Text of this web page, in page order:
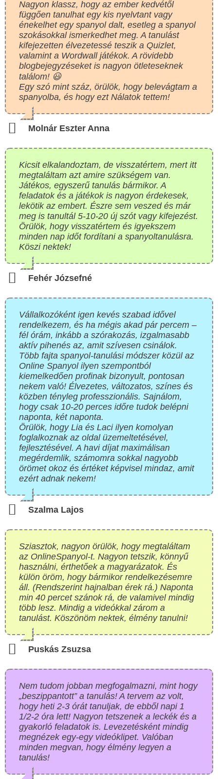
Nagyon klassz, hogy az ember kedvétől
függően tanulhat egy kis nyelvtant vagy
énekelhet egy spanyol dalt, esetleg a spanyol
szokásokkal ismerkedhet meg. A tanulást
kifejezetten élvezetessé teszik a Quizlet,
valamint a Wordwall játékok. A rövidebb
blogbejegyzéseket is nagyon ötleteseknek
találom! 😃
Egy szó mint száz, örülök, hogy belevágtam a
spanyolba, és hogy ezt Nálatok tettem!
Molnár Eszter Anna
Kicsit elkalandoztam, de visszatértem, mert itt
megtaláltam azt amire szükségem van.
Játékos, egyszerű tanulás bármikor. A
feladatok és a játékok is nagyon érdekesek,
lekötik az embert. Észre sem veszed és már
meg is tanultál 5-10-20 új szót vagy kifejezést.
Örülök, hogy visszatértem és igyekszem
minden nap időt fordítani a spanyoltanulásra.
Köszi nektek!
Fehér Józsefné
Vállalkozóként igen kevés szabad idővel
rendelkezem, és ha mégis akad pár percem –
fél órám, inkább a szórakozás, izgalmasabb
aktív pihenés az, amit szívesen csinálok.
Több fajta spanyol-tanulási módszer közül az
Online Spanyol ilyen szempontból
kiemelkedően profinak bizonyult, pontosan
nekem való! Élvezetes, változatos, színes és
közben tényleg professzionális. Sajnálom,
hogy csak 10-20 perces időre tudok belépni
naponta, két naponta.
Örülök, hogy Lia és Laci ilyen komolyan
foglalkoznak az oldal üzemeltetésével,
fejlesztésével. A havi díjat maximálisan
megérdemlik, számomra sokkal nagyobb
örömet okoz és értéket képvisel mindaz, amit
ezért adnak nekem!
Szalma Lajos
Sziasztok, nagyon örülök, hogy megtaláltam
az OnlineSpanyol-t. Nagyon tetszik, könnyű
használni, érthetőek a magyarázatok. És
külön öröm, hogy bármikor rendelkezésemre
áll. (Rendszerint hajnalban érek rá.) Naponta
min 40 percet szánok rá, de valamivel mindig
több lesz. Mindig a videókkal zárom a
tanulást. Köszönöm nektek, élmény tanulni!
Puskás Zsuzsa
Nem tudom jobban megfogalmazni, mint hogy
„beszippantott” a tanulás! A tervem az volt,
hogy heti 2-3 órát tanuljak, de ebből napi 1
1/2-2 óra lett! Nagyon tetszenek a leckék és a
gyakorló feladatok is. Levezetésként mindig
megnézek egy-egy videóklipet. Valóban
minden megvan, hogy élmény legyen a
tanulás!